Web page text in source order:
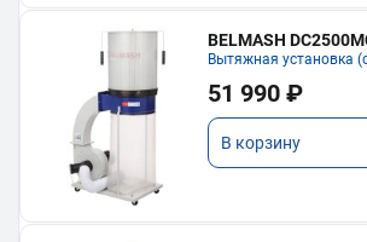
BELMASH
Вытяжная установка
51 990 ₽
В корзину